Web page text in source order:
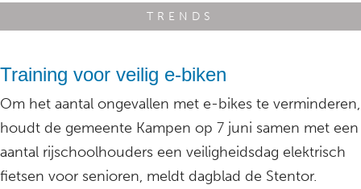
TRENDS
Training voor veilig e-biken
Om het aantal ongevallen met e-bikes te verminderen,
houdt de gemeente Kampen op 7 juni samen met een
aantal rijschoolhouders een veiligheidsdag elektrisch
fietsen voor senioren, meldt dagblad de Stentor.